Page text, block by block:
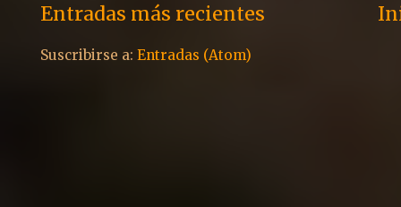
Entradas más recientes
Suscribirse a: Entradas (Atom)